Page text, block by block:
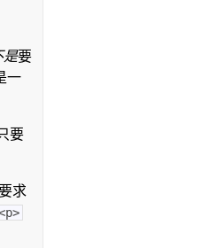
是要
一
要
求